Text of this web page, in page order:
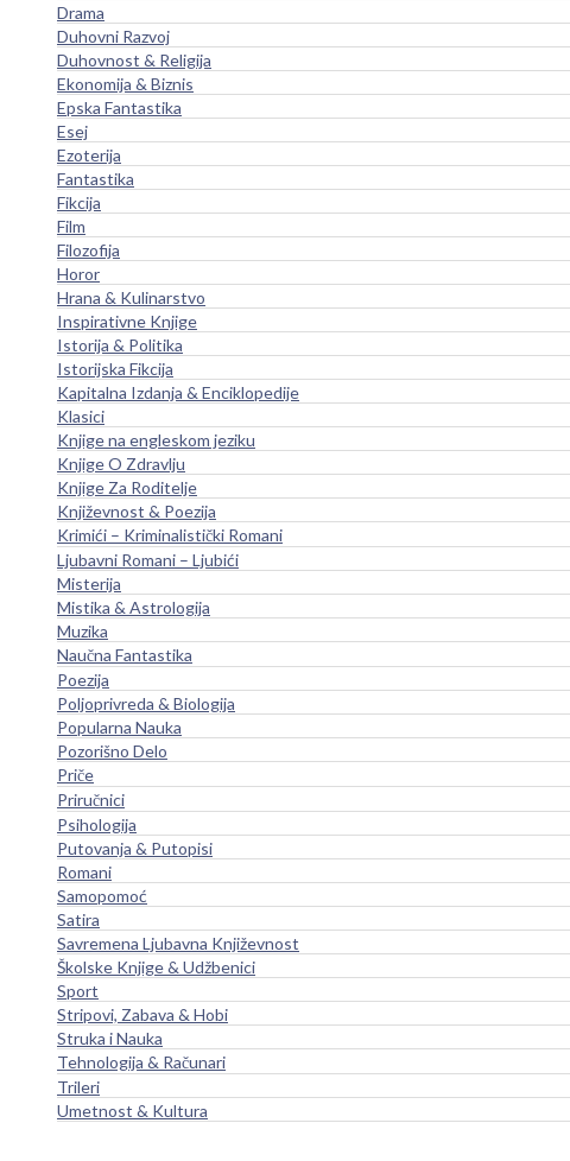
Drama
Duhovni Razvoj
Duhovnost & Religija
Ekonomija & Biznis
Epska Fantastika
Esej
Ezoterija
Fantastika
Fikcija
Film
Filozofija
Horor
Hrana & Kulinarstvo
Inspirativne Knjige
Istorija & Politika
Istorijska Fikcija
Kapitalna Izdanja & Enciklopedije
Klasici
Knjige na engleskom jeziku
Knjige O Zdravlju
Knjige Za Roditelje
Književnost & Poezija
Krimići – Kriminalistički Romani
Ljubavni Romani – Ljubići
Misterija
Mistika & Astrologija
Muzika
Naučna Fantastika
Poezija
Poljoprivreda & Biologija
Popularna Nauka
Pozorišno Delo
Priče
Priručnici
Psihologija
Putovanja & Putopisi
Romani
Samopomoć
Satira
Savremena Ljubavna Književnost
Školske Knjige & Udžbenici
Sport
Stripovi, Zabava & Hobi
Struka i Nauka
Tehnologija & Računari
Trileri
Umetnost & Kultura